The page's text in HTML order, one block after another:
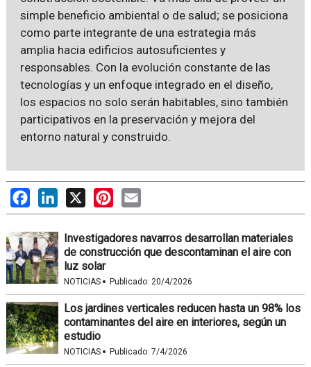
simple beneficio ambiental o de salud; se posiciona
como parte integrante de una estrategia más
amplia hacia edificios autosuficientes y
responsables. Con la evolución constante de las
tecnologías y un enfoque integrado en el diseño,
los espacios no solo serán habitables, sino también
participativos en la preservación y mejora del
entorno natural y construido.
FacebookLinkedIn
X PinterestEmail
Investigadores navarros desarrollan materiales
de construcción que descontaminan el aire con
luz solar
NOTICIAS · Publicado: 20/4/2026
Los jardines verticales reducen hasta un 98% los
contaminantes del aire en interiores, según un
estudio
NOTICIAS · Publicado: 7/4/2026